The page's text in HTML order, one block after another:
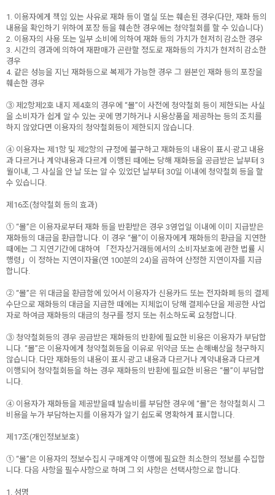
1. 이용자에게 책임 있는 사유로 재화 등이 멸실 또는 훼손된 경우(다만, 재화 등의
내용을 확인하기 위하여 포장 등을 훼손한 경우에는 청약철회를 할 수 있습니다)
2. 이용자의 사용 또는 일부 소비에 의하여 재화 등의 가치가 현저히 감소한 경우
3. 시간의 경과에 의하여 재판매가 곤란할 정도로 재화등의 가치가 현저히 감소한
경우
4. 같은 성능을 지닌 재화등으로 복제가 가능한 경우 그 원본인 재화 등의 포장을
훼손한 경우
③ 제2항제2호 내지 제4호의 경우에 “몰”이 사전에 청약철회 등이 제한되는 사실
을 소비자가 쉽게 알 수 있는 곳에 명기하거나 시용상품을 제공하는 등의 조치를
하지 않았다면 이용자의 청약철회등이 제한되지 않습니다.
④ 이용자는 제1항 및 제2항의 규정에 불구하고 재화등의 내용이 표시·광고 내용
과 다르거나 계약내용과 다르게 이행된 때에는 당해 재화등을 공급받은 날부터 3
월이내, 그 사실을 안 날 또는 알 수 있었던 날부터 30일 이내에 청약철회 등을 할
수 있습니다.
제16조(청약철회 등의 효과)
① “몰”은 이용자로부터 재화 등을 반환받은 경우 3영업일 이내에 이미 지급받은
재화등의 대금을 환급합니다. 이 경우 “몰”이 이용자에게 재화등의 환급을 지연한
때에는 그 지연기간에 대하여 「전자상거래등에서의 소비자보호에 관한 법률 시
행령」이 정하는 지연이자율(연 100분의 24)을 곱하여 산정한 지연이자를 지급
합니다.
② “몰”은 위 대금을 환급함에 있어서 이용자가 신용카드 또는 전자화폐 등의 결제
수단으로 재화등의 대금을 지급한 때에는 지체없이 당해 결제수단을 제공한 사업
자로 하여금 재화등의 대금의 청구를 정지 또는 취소하도록 요청합니다.
③ 청약철회등의 경우 공급받은 재화등의 반환에 필요한 비용은 이용자가 부담합
니다. “몰”은 이용자에게 청약철회등을 이유로 위약금 또는 손해배상을 청구하지
않습니다. 다만 재화등의 내용이 표시·광고 내용과 다르거나 계약내용과 다르게
이행되어 청약철회등을 하는 경우 재화등의 반환에 필요한 비용은 “몰”이 부담합
니다.
④ 이용자가 재화등을 제공받을때 발송비를 부담한 경우에 “몰”은 청약철회시 그
비용을 누가 부담하는지를 이용자가 알기 쉽도록 명확하게 표시합니다.
제17조(개인정보보호)
① “몰”은 이용자의 정보수집시 구매계약 이행에 필요한 최소한의 정보를 수집합
니다. 다음 사항을 필수사항으로 하며 그 외 사항은 선택사항으로 합니다.
1. 성명